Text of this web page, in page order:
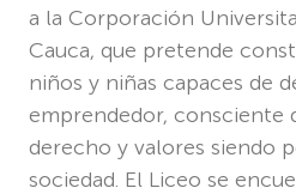
a la Corporación
Cauca, que pretende
niños y niñas capaces de
emprendedor, consciente
derecho y valores siendo
sociedad. El Liceo se